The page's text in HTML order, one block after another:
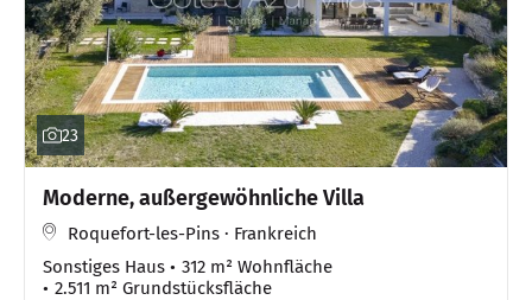
23
Moderne, außergewöhnliche Villa
Roquefort-les-Pins · Frankreich
Sonstiges Haus
312 m² Wohnfläche
2.511 m² Grundstücksfläche